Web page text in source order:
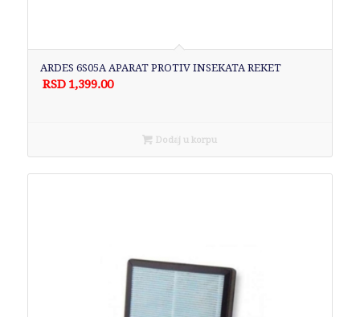
ARDES 6S05A APARAT PROTIV INSEKATA REKET
RSD 1,399.00
Dodaj u korpu